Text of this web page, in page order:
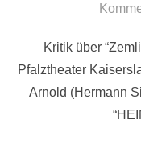
Kritik über
Pfalztheater
Arnold (Hermann